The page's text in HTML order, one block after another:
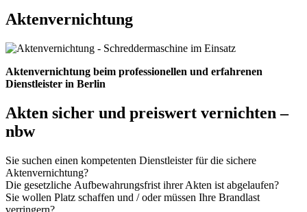
Aktenvernichtung
Aktenvernichtung beim professionellen und erfahrenen
Dienstleister in Berlin
Akten sicher und preiswert vernichten –
nbw
Sie suchen einen kompetenten Dienstleister für die sichere
Aktenvernichtung?
Die gesetzliche Aufbewahrungsfrist ihrer Akten ist abgelaufen?
Sie wollen Platz schaffen und / oder müssen Ihre Brandlast
verringern?